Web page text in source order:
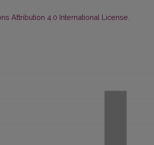
Attribution 4.0 International License